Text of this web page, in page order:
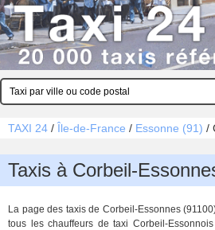
TAXI 24 / Île-de-France / Essonne (91) /
Taxis à Corbeil-
La page des taxis de Corbeil-Essonnes
tous les chauffeurs de taxi Corbeil-